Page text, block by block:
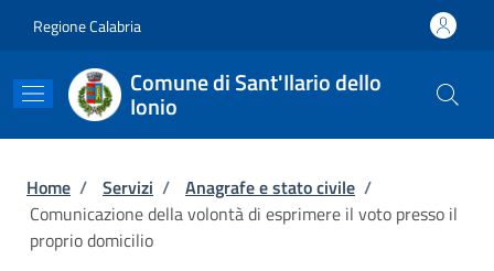
Regione Calabria
Comune di Sant'Ilario dello
Ionio
Briciole di pane
Home / Servizi / Anagrafe e stato civile /
Comunicazione della volontà di esprimere il voto presso il
proprio domicilio